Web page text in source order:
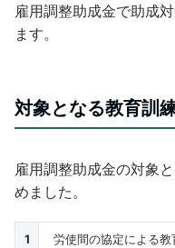
雇用調整助成金で助成
ます。
対象となる教育訓
雇用調整助成金の対象
めました。
1 労使間の協定による教